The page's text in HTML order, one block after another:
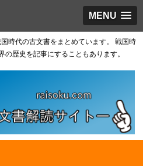
MENU
時代の古文書をまとめています。 戦国時
歴史を記事にすることもあります。